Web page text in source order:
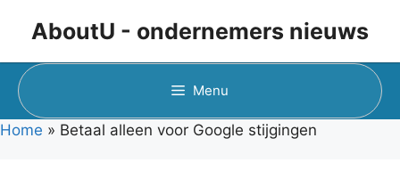
inhoud
AboutU - ondernemers nieuws
Menu
Home » Betaal alleen voor Google stijgingen